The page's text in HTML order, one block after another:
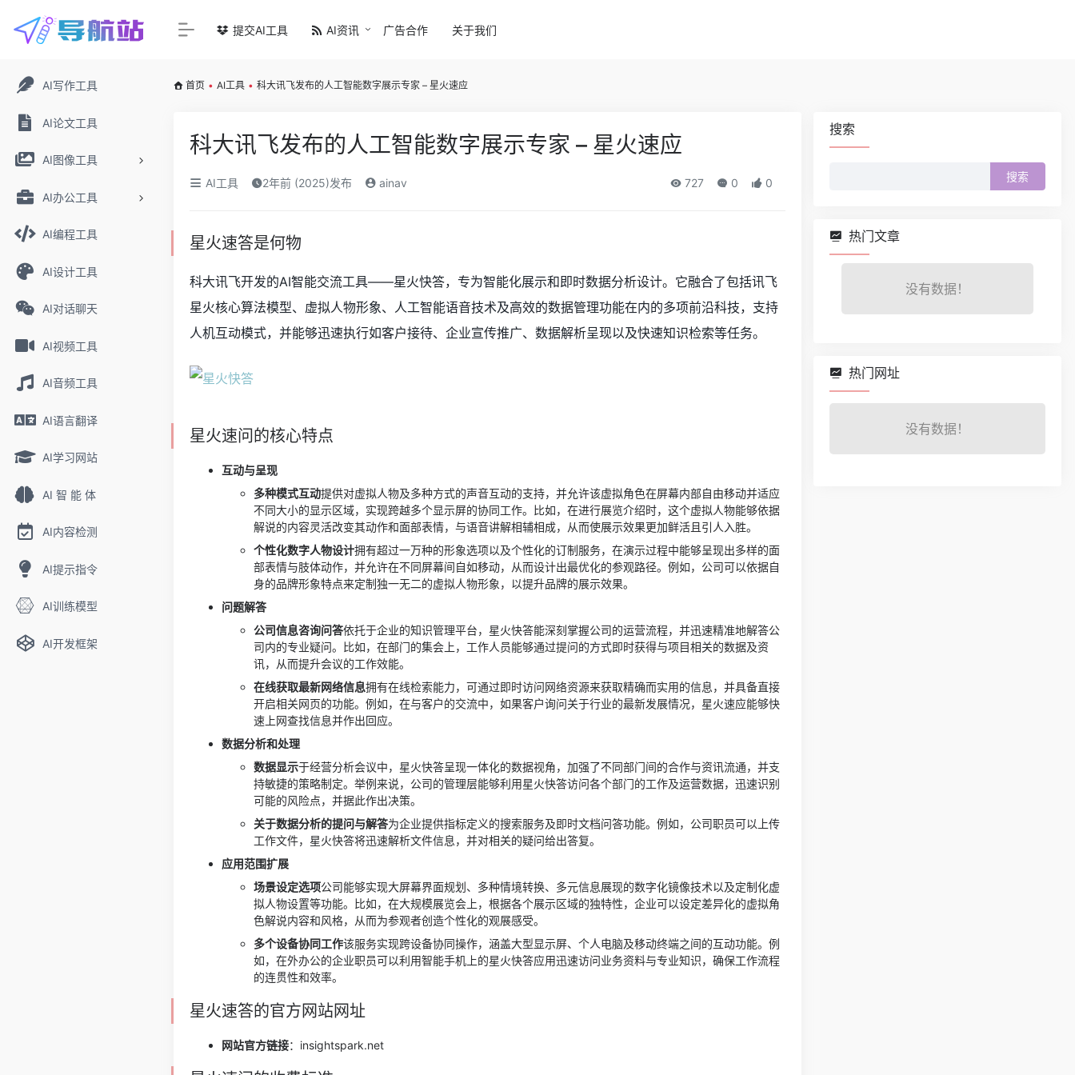
AI写作工具
AI论文工具
AI图像工具
AI办公工具
AI编程工具
AI设计工具
AI对话聊天
AI视频工具
AI音频工具
AI语言翻译
AI学习网站
AI 智 能 体
AI内容检测
AI提示指令
AI训练模型
AI开发框架
提交AI工具 AI资讯 广告合作 关于我们
首页 • AI工具 • 科大讯飞发布的人工智能数字展示专家 – 星火速应
科大讯飞发布的人工智能数字展示专家 – 星火速应
AI工具 2年前 (2025)发布 ainav 727 0 0
星火速答是何物
科大讯飞开发的AI智能交流工具——星火快答，专为智能化展示和即时数据分析设计。它融合了包括讯飞
星火核心算法模型、虚拟人物形象、人工智能语音技术及高效的数据管理功能在内的多项前沿科技，支持
人机互动模式，并能够迅速执行如客户接待、企业宣传推广、数据解析呈现以及快速知识检索等任务。
星火速问的核心特点
互动与呈现
多种模式互动提供对虚拟人物及多种方式的声音互动的支持，并允许该虚拟角色在屏幕内部自由移动并适应
不同大小的显示区域，实现跨越多个显示屏的协同工作。比如，在进行展览介绍时，这个虚拟人物能够依据
解说的内容灵活改变其动作和面部表情，与语音讲解相辅相成，从而使展示效果更加鲜活且引人入胜。
个性化数字人物设计拥有超过一万种的形象选项以及个性化的订制服务，在演示过程中能够呈现出多样的面
部表情与肢体动作，并允许在不同屏幕间自如移动，从而设计出最优化的参观路径。例如，公司可以依据自
身的品牌形象特点来定制独一无二的虚拟人物形象，以提升品牌的展示效果。
问题解答
公司信息咨询问答依托于企业的知识管理平台，星火快答能深刻掌握公司的运营流程，并迅速精准地解答公
司内的专业疑问。比如，在部门的集会上，工作人员能够通过提问的方式即时获得与项目相关的数据及资
讯，从而提升会议的工作效能。
在线获取最新网络信息拥有在线检索能力，可通过即时访问网络资源来获取精确而实用的信息，并具备直接
开启相关网页的功能。例如，在与客户的交流中，如果客户询问关于行业的最新发展情况，星火速应能够快
速上网查找信息并作出回应。
数据分析和处理
数据显示于经营分析会议中，星火快答呈现一体化的数据视角，加强了不同部门间的合作与资讯流通，并支
持敏捷的策略制定。举例来说，公司的管理层能够利用星火快答访问各个部门的工作及运营数据，迅速识别
可能的风险点，并据此作出决策。
关于数据分析的提问与解答为企业提供指标定义的搜索服务及即时文档问答功能。例如，公司职员可以上传
工作文件，星火快答将迅速解析文件信息，并对相关的疑问给出答复。
应用范围扩展
场景设定选项公司能够实现大屏幕界面规划、多种情境转换、多元信息展现的数字化镜像技术以及定制化虚
拟人物设置等功能。比如，在大规模展览会上，根据各个展示区域的独特性，企业可以设定差异化的虚拟角
色解说内容和风格，从而为参观者创造个性化的观展感受。
多个设备协同工作该服务实现跨设备协同操作，涵盖大型显示屏、个人电脑及移动终端之间的互动功能。例
如，在外办公的企业职员可以利用智能手机上的星火快答应用迅速访问业务资料与专业知识，确保工作流程
的连贯性和效率。
星火速答的官方网站网址
网站官方链接：insightspark.net
搜索
热门文章
没有数据！
热门网址
没有数据！